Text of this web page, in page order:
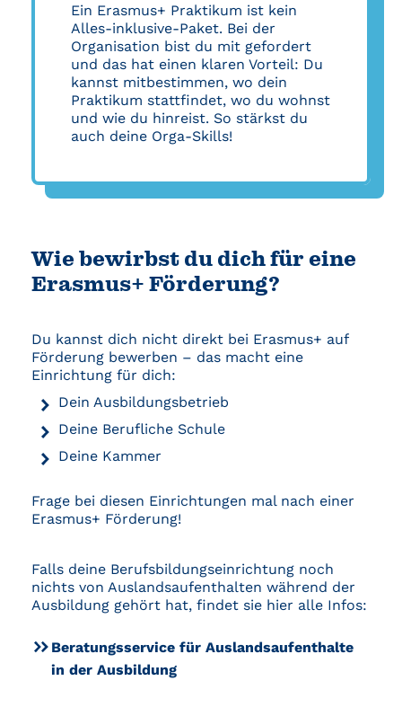
Ein Erasmus+ Praktikum ist kein
Alles-inklusive-Paket. Bei der
Organisation bist du mit gefordert
und das hat einen klaren Vorteil: Du
kannst mitbestimmen, wo dein
Praktikum stattfindet, wo du wohnst
und wie du hinreist. So stärkst du
auch deine Orga-Skills!
Wie bewirbst du dich für eine
Erasmus+ Förderung?
Du kannst dich nicht direkt bei Erasmus+ auf
Förderung bewerben – das macht eine
Einrichtung für dich:
Dein Ausbildungsbetrieb
Deine Berufliche Schule
Deine Kammer
Frage bei diesen Einrichtungen mal nach einer
Erasmus+ Förderung!
Falls deine Berufsbildungseinrichtung noch
nichts von Auslandsaufenthalten während der
Ausbildung gehört hat, findet sie hier alle Infos:
Beratungsservice für Auslandsaufenthalte
in der Ausbildung